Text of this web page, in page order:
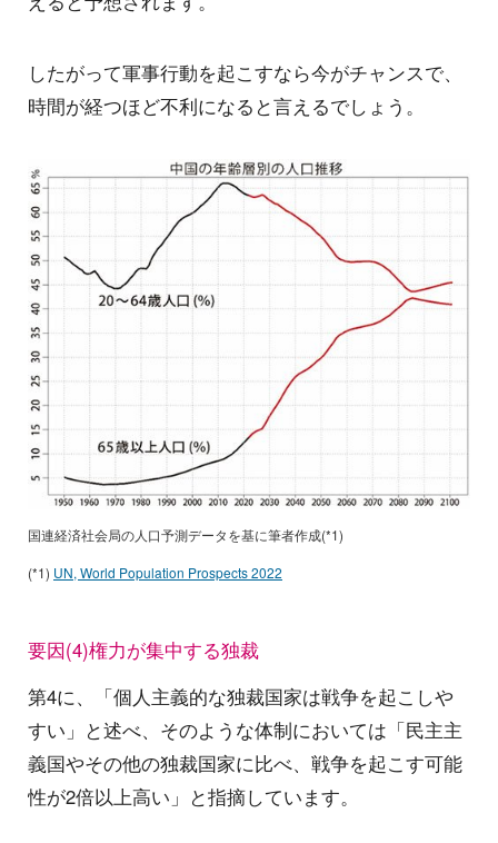
したがって軍事行動を起こすなら今がチャンスで、
時間が経つほど不利になると言えるでしょう。
国連経済社会局の人口予測データを基に筆者作成(*1)
(*1) UN, World Population Prospects 2022
要因(4)権力が集中する独裁
第4に、「個人主義的な独裁国家は戦争を起こしや
すい」と述べ、そのような体制においては「民主主
義国やその他の独裁国家に比べ、戦争を起こす可能
性が2倍以上高い」と指摘しています。